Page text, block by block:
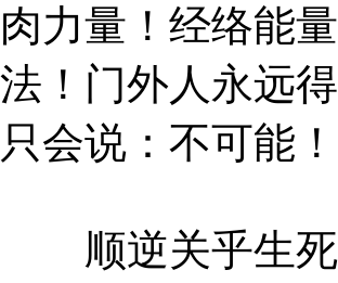
肉力量！经络能
法！门外人永远
只会说：不可能！
顺逆关乎生死